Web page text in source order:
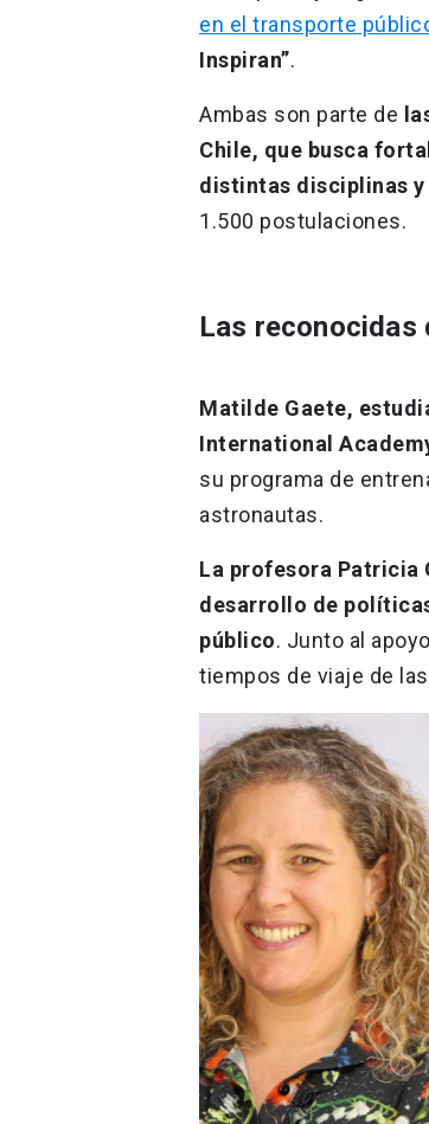
en el transporte
Inspiran”.
Ambas son parte de
Chile, que busca
distintas disciplinas
1.500 postulaciones.
Las reconocidas
Matilde Gaete,
International
su programa de
astronautas.
La profesora Patricia
desarrollo de
público. Junto al
tiempos de viaje de